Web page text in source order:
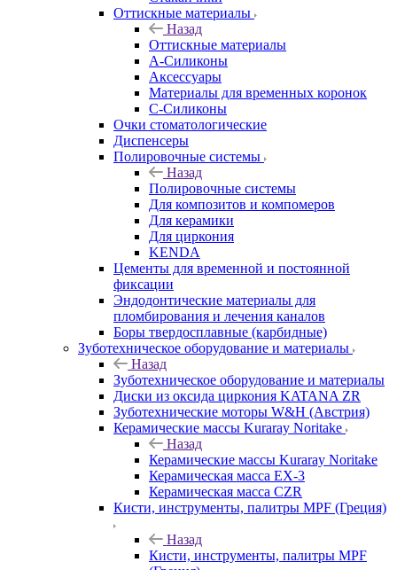
Оттискные материалы
Назад
Оттискные материалы
А-Силиконы
Аксессуары
Материалы для временных коронок
С-Силиконы
Очки стоматологические
Диспенсеры
Полировочные системы
Назад
Полировочные системы
Для композитов и компомеров
Для керамики
Для циркония
KENDA
Цементы для временной и постоянной
фиксации
Эндодонтические материалы для
пломбирования и лечения каналов
Боры твердосплавные (карбидные)
Зуботехническое оборудование и материалы
Назад
Зуботехническое оборудование и материалы
Диски из оксида циркония KATANA ZR
Зуботехнические моторы W&H (Австрия)
Керамические массы Kuraray Noritake
Назад
Керамические массы Kuraray Noritake
Керамическая масса EX-3
Керамическая масса CZR
Кисти, инструменты, палитры MPF (Греция)
Назад
Кисти, инструменты, палитры MPF